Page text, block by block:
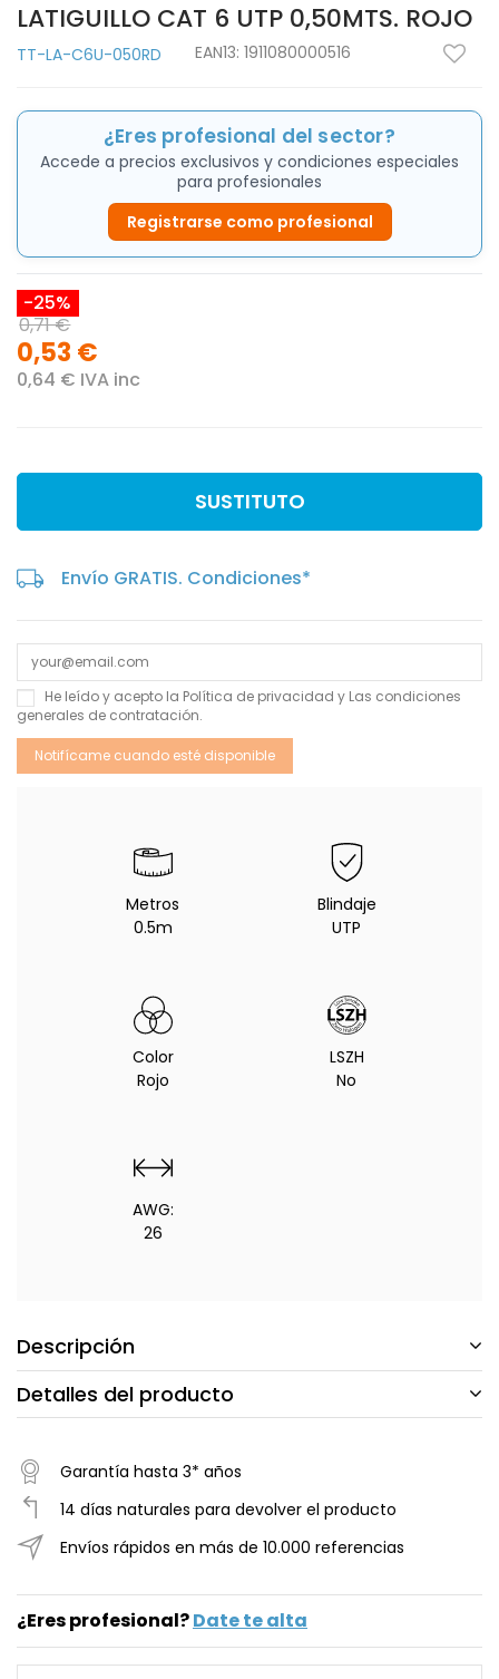
LATIGUILLO CAT 6 UTP 0,50MTS. ROJO
TT-LA-C6U-050RD EAN13: 1911080000516
¿Eres profesional del sector?
Accede a precios exclusivos y condiciones especiales
para profesionales
Registrarse como profesional
-25%
0,71 €
0,53 €
0,64 € IVA inc
SUSTITUTO
Envío GRATIS. Condiciones*
He leído y acepto la Política de privacidad y Las condiciones
generales de contratación.
Metros
0.5m
Blindaje
UTP
Color
Rojo
LSZH
No
AWG:
26
Descripción
Detalles del producto
Garantía hasta 3* años
14 días naturales para devolver el producto
Envíos rápidos en más de 10.000 referencias
¿Eres profesional?Date te alta